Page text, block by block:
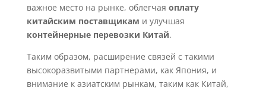
важное место на рынке, облегчая оплату
китайским поставщикам и улучшая
контейнерные перевозки Китай.
Таким образом, расширение связей с такими
высокоразвитыми партнерами, как Япония, и
внимание к азиатским рынкам, таким как Китай,